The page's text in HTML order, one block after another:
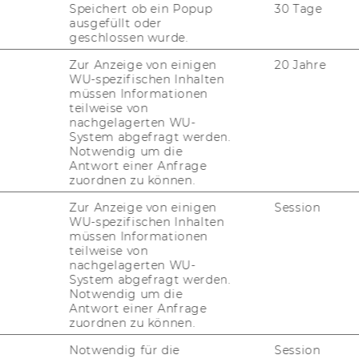
die höchs­te aka­de­mi­sche Aus­
WU für au­ßer­ge­wöhn­li­che wis­
ver­ge­ben wird.
ist eine der höchs­ten Aus­zeich­
und be­darf ge­nau­er Be­grün­dun­
der Titel an der WU le­dig­lich vier­
ame­ri­ka­ni­schen Rechts­wis­sen­schaft­
No­bel­preis­trä­ger James J. Heck­man
des Ver­fas­sungs­ge­richts­hofs,
an der Uni­ver­si­tät Bern und eine in­
im Be­reich des Zivil-​, Banken-​
ist au­ßer­dem eine wich­ti­ge fe­
und hat mit ihren Ar­bei­ten wis­
glo­ba­ler Ebene ge­leis­tet.
Speichert ob ein Popup
ausgefüllt oder
geschlossen wurde.
30 Tage
Zur Anzeige von einigen
WU-spezifischen Inhalten
müssen Informationen
teilweise von
nachgelagerten WU-
System abgefragt werden.
Notwendig um die
Antwort einer Anfrage
zuordnen zu können.
20 Jahre
Zur Anzeige von einigen
WU-spezifischen Inhalten
müssen Informationen
teilweise von
nachgelagerten WU-
System abgefragt werden.
Notwendig um die
Antwort einer Anfrage
zuordnen zu können.
Session
Notwendig für die
Session